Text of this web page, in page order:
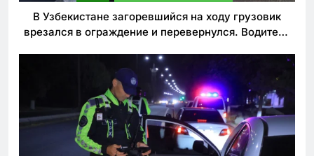
В Узбекистане загоревшийся на ходу грузовик
врезался в ограждение и перевернулся. Водитель